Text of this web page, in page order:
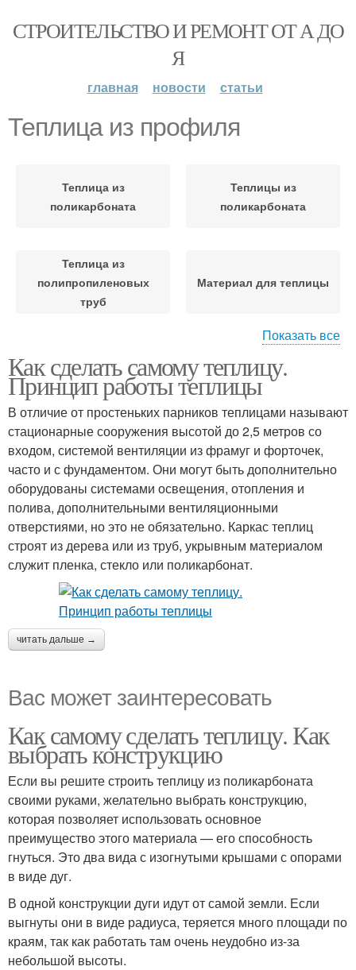
СТРОИТЕЛЬСТВО И РЕМОНТ ОТ А ДО
Я
главная новости статьи
Теплица из профиля
Теплица из
поликарбоната
Теплицы из
поликарбоната
Теплица из
полипропиленовых
труб
Материал для теплицы
Материал для теплиц
теплицы
Теплицы из
профильной трубы
Теплицы из стекла
Теплица из
гипсокартонного
профиля
Бюджетная теплица
Теплица из
пластиковых труб
Показать все
Как сделать самому теплицу.
Принцип работы теплицы
В отличие от простеньких парников теплицами называют
стационарные сооружения высотой до 2,5 метров со
входом, системой вентиляции из фрамуг и форточек,
часто и с фундаментом. Они могут быть дополнительно
оборудованы системами освещения, отопления и
полива, дополнительными вентиляционными
отверстиями, но это не обязательно. Каркас теплиц
строят из дерева или из труб, укрывным материалом
служит пленка, стекло или поликарбонат.
читать дальше →
Вас может заинтересовать
Как самому сделать теплицу. Как
выбрать конструкцию
Если вы решите строить теплицу из поликарбоната
своими руками, желательно выбрать конструкцию,
которая позволяет использовать основное
преимущество этого материала — его способность
гнуться. Это два вида с изогнутыми крышами с опорами
в виде дуг.
В одной конструкции дуги идут от самой земли. Если
выгнуты они в виде радиуса, теряется много площади по
краям, так как работать там очень неудобно из-за
небольшой высоты.